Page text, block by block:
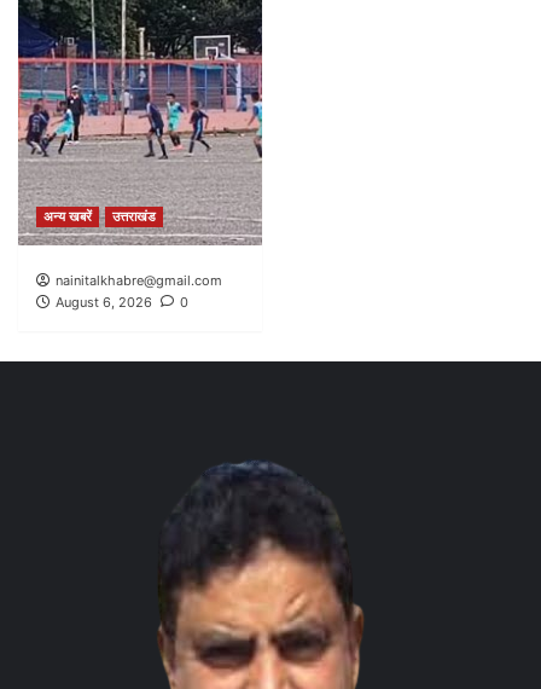
अन्य खबरें उत्तराखंड
nainitalkhabre@gmail.com
August 6, 2026
0